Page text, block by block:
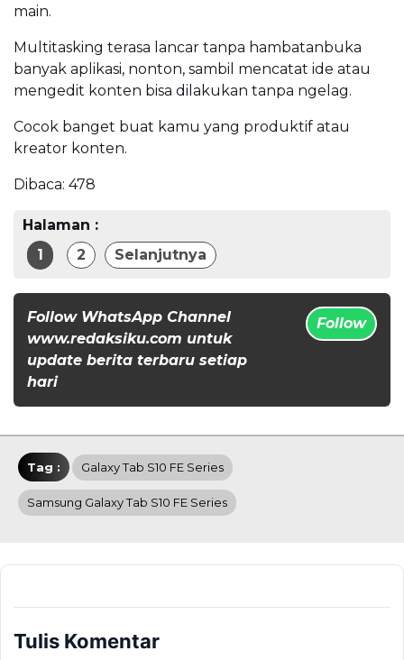
main.
Multitasking terasa lancar tanpa hambatanbuka
banyak aplikasi, nonton, sambil mencatat ide atau
mengedit konten bisa dilakukan tanpa ngelag.
Cocok banget buat kamu yang produktif atau
kreator konten.
Dibaca: 478
Halaman :
1
2 Selanjutnya
Follow WhatsApp Channel
www.redaksiku.com untuk
update berita terbaru setiap
hari
Follow
Tag : Galaxy Tab S10 FE Series
Samsung Galaxy Tab S10 FE Series
Tulis Komentar